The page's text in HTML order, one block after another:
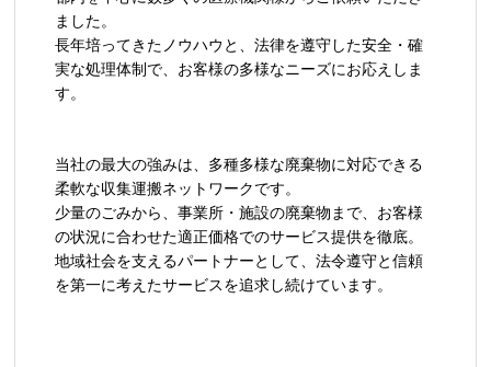
ました。
長年培ってきたノウハウと、法律を遵守した安全・確
実な処理体制で、お客様の多様なニーズにお応えしま
す。
当社の最大の強みは、多種多様な廃棄物に対応できる
柔軟な収集運搬ネットワークです。
少量のごみから、事業所・施設の廃棄物まで、お客様
の状況に合わせた適正価格でのサービス提供を徹底。
地域社会を支えるパートナーとして、法令遵守と信頼
を第一に考えたサービスを追求し続けています。